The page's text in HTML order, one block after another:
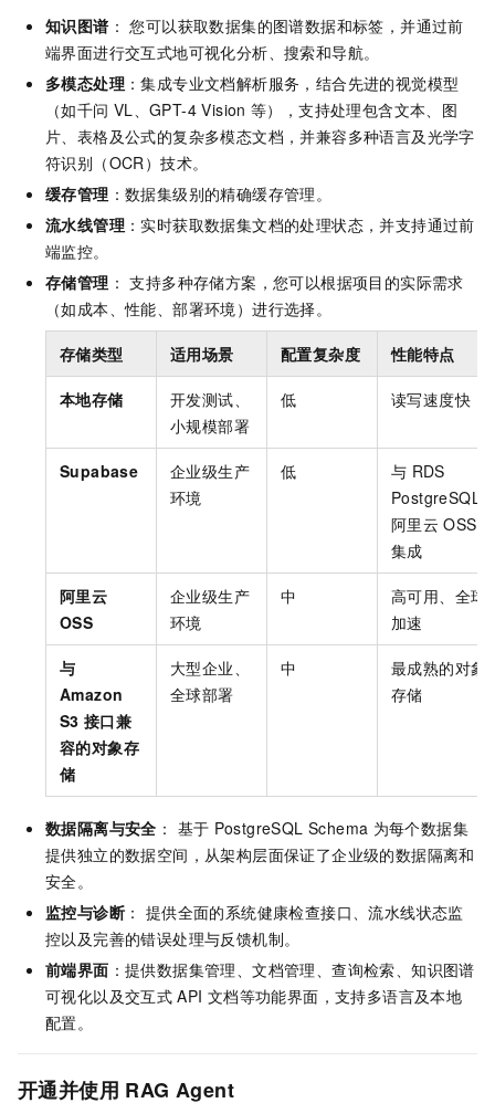
知识图谱： 您可以获取数据集的图谱数据和标签，并通过前
端界面进行交互式地可视化分析、搜索和导航。
多模态处理 ：集成专业文档解析服务，结合先进的视觉模型
（如千问 VL、GPT-4 Vision 等），支持处理包含文本、图
片、表格及公式的复杂多模态文档，并兼容多种语言及光学字
符识别（OCR）技术。
缓存管理 ：数据集级别的精确缓存管理。
流水线管理 ：实时获取数据集文档的处理状态，并支持通过前
端监控。
存储管理 ： 支持多种存储方案，您可以根据项目的实际需求
（如成本、性能、部署环境）进行选择。
存储类型 适用场景 配置复杂度 性能特点
本地存储
开发测试、
小规模部署
低 读写速度快
Supabase
企业级生产
环境
低 与 RDS
PostgreSQL
阿里云 OSS
集成
阿里云
OSS
企业级生产
环境
中
高可用、全球
加速
与
Amazon
S3 接口兼
容的对象存
储
大型企业、
全球部署
中
最成熟的对象
存储
数据隔离与安全 ： 基于 PostgreSQL Schema 为每个数据集
提供独立的数据空间，从架构层面保证了企业级的数据隔离和
安全。
监控与诊断 ： 提供全面的系统健康检查接口、流水线状态监
控以及完善的错误处理与反馈机制。
前端界面 ：提供数据集管理、文档管理、查询检索、知识图谱
可视化以及交互式 API 文档等功能界面，支持多语言及本地
配置。
开通并使用 RAG Agent